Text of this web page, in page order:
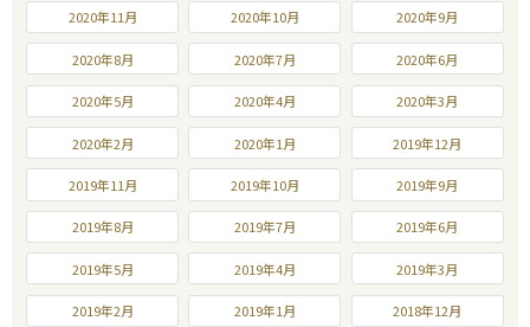
2020年11月 2020年10月 2020年9月
2020年8月 2020年7月 2020年6月
2020年5月 2020年4月 2020年3月
2020年2月 2020年1月 2019年12月
2019年11月 2019年10月 2019年9月
2019年8月 2019年7月 2019年6月
2019年5月 2019年4月 2019年3月
2019年2月 2019年1月 2018年12月